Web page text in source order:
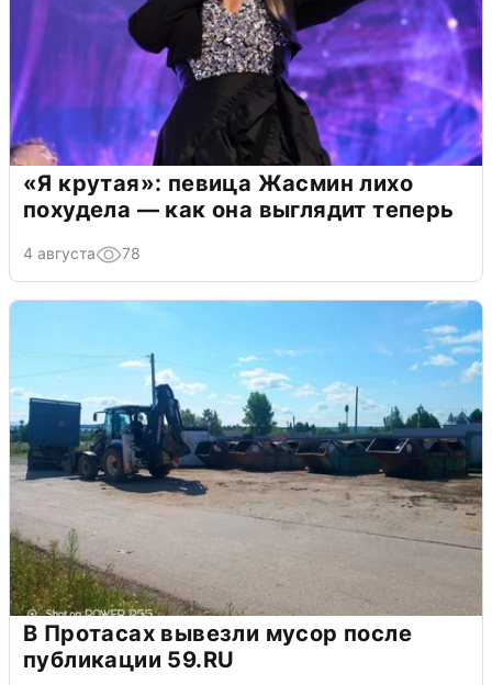
«Я крутая»: певица Жасмин лихо
похудела — как она выглядит теперь
4 августа 78
В Протасах вывезли мусор после
публикации 59.RU